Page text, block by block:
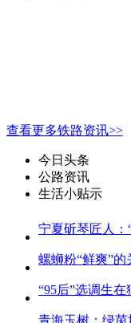
查看更多铁路资讯>>
今日头条
公路资讯
生活小贴示
宁夏斫琴匠人：
螺蛳粉“鲜爽”
“95后”选调生